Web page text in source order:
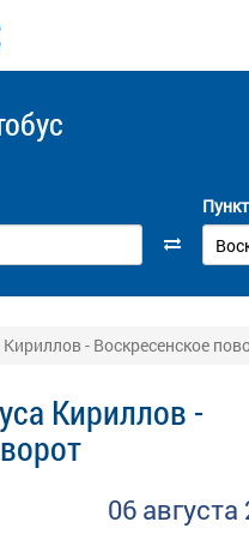
- Воскресенское
Кириллов -
06 августа